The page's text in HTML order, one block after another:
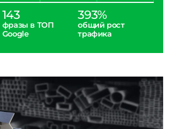
143
фразы в ТОП
Google
393%
общий рост
трафика